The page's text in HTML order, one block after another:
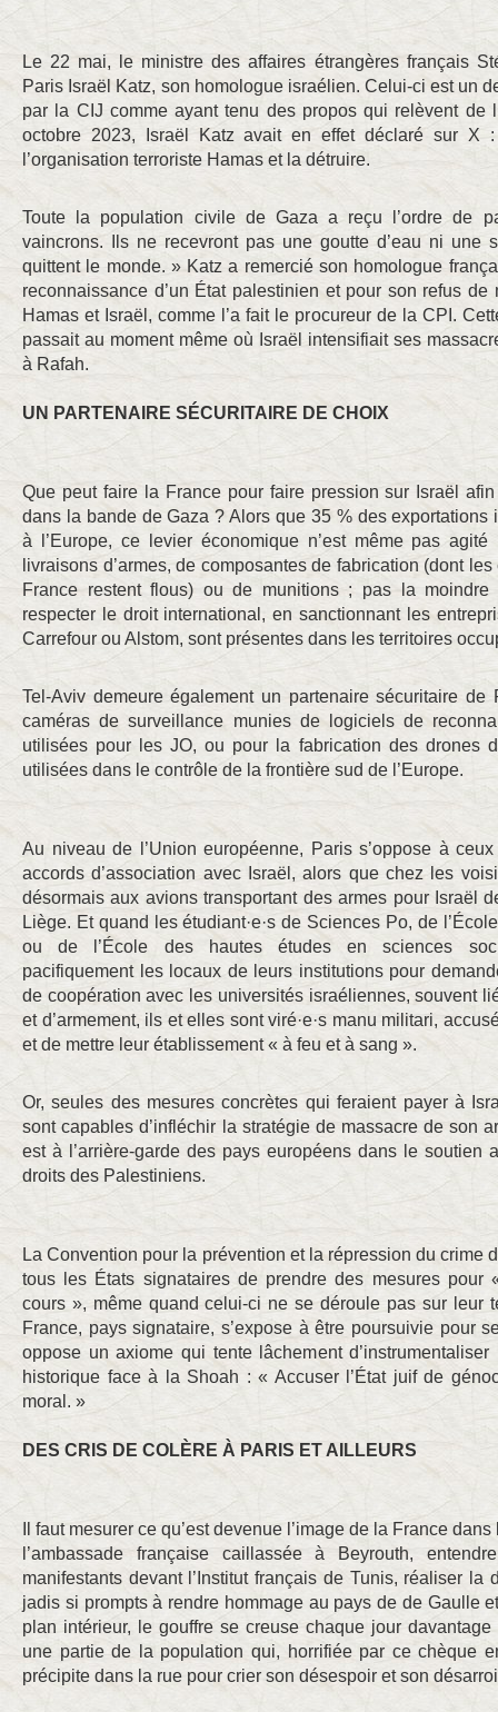
Le 22 mai, le ministre des affaires étrangères français
Paris Israël Katz, son homologue israélien. Celui-ci est un
par la CIJ comme ayant tenu des propos qui relèvent de
octobre 2023, Israël Katz avait en effet déclaré sur X
l’organisation terroriste Hamas et la détruire.
Toute la population civile de Gaza a reçu l’ordre de
vaincrons. Ils ne recevront pas une goutte d’eau ni une
quittent le monde. » Katz a remercié son homologue
reconnaissance d’un État palestinien et pour son refus
Hamas et Israël, comme l’a fait le procureur de la CPI.
passait au moment même où Israël intensifiait ses
à Rafah.
UN PARTENAIRE SÉCURITAIRE DE CHOIX
Que peut faire la France pour faire pression sur Israël
dans la bande de Gaza ? Alors que 35 % des exportations
à l’Europe, ce levier économique n’est même pas
livraisons d’armes, de composantes de fabrication (dont
France restent flous) ou de munitions ; pas la
respecter le droit international, en sanctionnant les
Carrefour ou Alstom, sont présentes dans les territoires
Tel-Aviv demeure également un partenaire sécuritaire
caméras de surveillance munies de logiciels de
utilisées pour les JO, ou pour la fabrication des drones
utilisées dans le contrôle de la frontière sud de l’Europe.
Au niveau de l’Union européenne, Paris s’oppose à
accords d’association avec Israël, alors que chez les
désormais aux avions transportant des armes pour Israël
Liège. Et quand les étudiant·e·s de Sciences Po, de
ou de l’École des hautes études en sciences
pacifiquement les locaux de leurs institutions pour
de coopération avec les universités israéliennes, souvent
et d’armement, ils et elles sont viré·e·s manu militari,
et de mettre leur établissement « à feu et à sang ».
Or, seules des mesures concrètes qui feraient payer à
sont capables d’infléchir la stratégie de massacre de son
est à l’arrière-garde des pays européens dans le soutien
droits des Palestiniens.
La Convention pour la prévention et la répression du crime
tous les États signataires de prendre des mesures pour
cours », même quand celui-ci ne se déroule pas sur leur
France, pays signataire, s’expose à être poursuivie pour
oppose un axiome qui tente lâchement
historique face à la Shoah : « Accuser l’État juif de
moral. »
DES CRIS DE COLÈRE À PARIS ET AILLEURS
Il faut mesurer ce qu’est devenue l’image de la France
l’ambassade française caillassée à Beyrouth,
manifestants devant l’Institut français de Tunis, réaliser la
jadis si prompts à rendre hommage au pays de de Gaulle
plan intérieur, le gouffre se creuse chaque jour
une partie de la population qui, horrifiée par ce chèque
précipite dans la rue pour crier son désespoir et son